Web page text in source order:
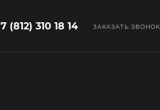
(812) 310 18 14 ЗАКАЗАТЬ ЗВОНОК